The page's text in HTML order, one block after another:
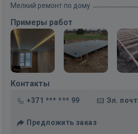
Мелкий ремонт по дому
Примеры работ
Контакты
+371 *** *** 99 Эл.
Предложить заказ